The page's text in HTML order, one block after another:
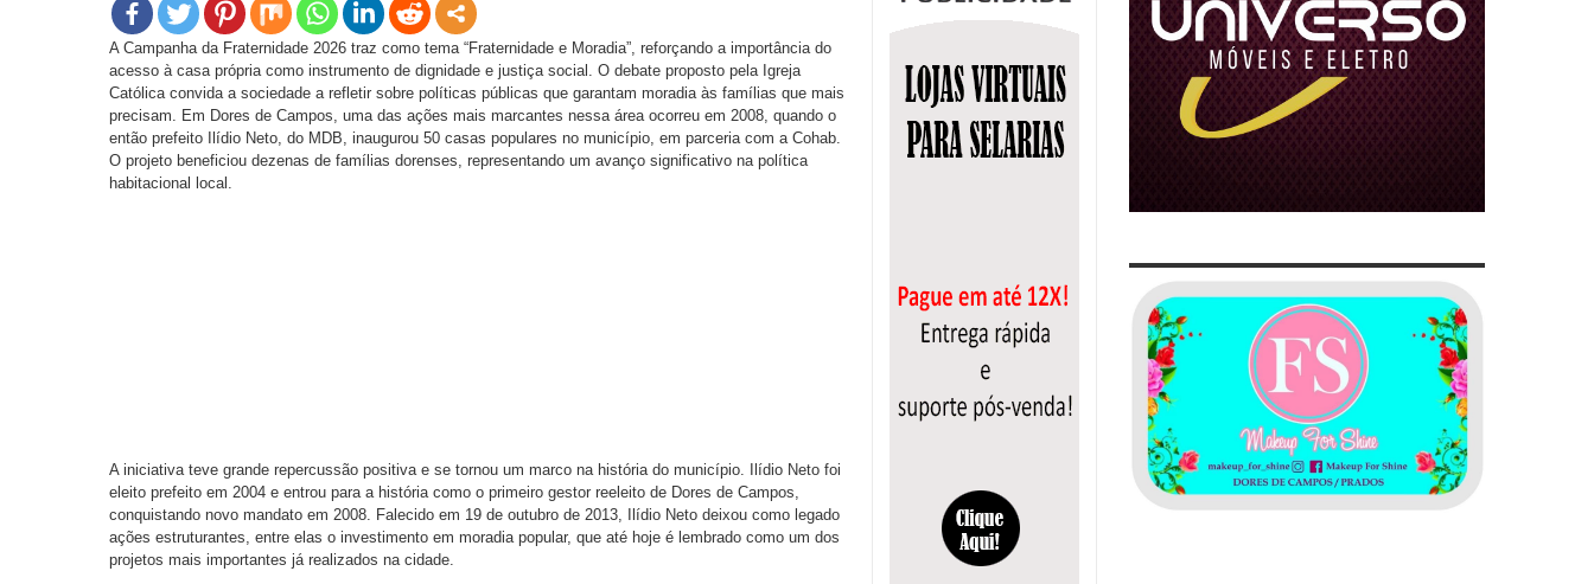
A Campanha da Fraternidade 2026 traz como tema “Fraternidade e Moradia”, reforçando a importância do
acesso à casa própria como instrumento de dignidade e justiça social. O debate proposto pela Igreja
Católica convida a sociedade a refletir sobre políticas públicas que garantam moradia às famílias que mais
precisam. Em Dores de Campos, uma das ações mais marcantes nessa área ocorreu em 2008, quando o
então prefeito Ilídio Neto, do MDB, inaugurou 50 casas populares no município, em parceria com a Cohab.
O projeto beneficiou dezenas de famílias dorenses, representando um avanço significativo na política
habitacional local.
A iniciativa teve grande repercussão positiva e se tornou um marco na história do município. Ilídio Neto foi
eleito prefeito em 2004 e entrou para a história como o primeiro gestor reeleito de Dores de Campos,
conquistando novo mandato em 2008. Falecido em 19 de outubro de 2013, Ilídio Neto deixou como legado
ações estruturantes, entre elas o investimento em moradia popular, que até hoje é lembrado como um dos
projetos mais importantes já realizados na cidade.